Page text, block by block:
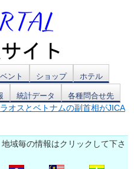
ント ショップ
ホテル
統計データ 各種問合せ先
ラオスとベトナムの副首相がJICA
毎の情報はクリックして下さ